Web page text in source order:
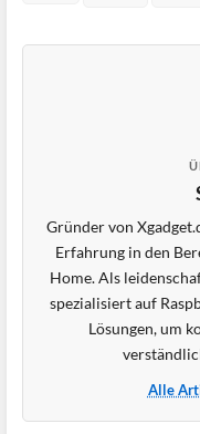
Gründer von
Erfahrung in den
Home. Als
spezialisiert auf
Lösungen, um
Alle